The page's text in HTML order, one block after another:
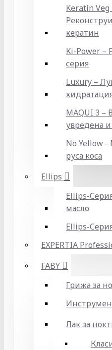
Keratin Veg
кератин
Ki-Power –
серия
Luxury –
MAQUI 3 –
увредена
No Yellow
руса коса
Ellips
Ellips-
масло
Ellips-
EXPERTIA
FABY
Грижа за
Лак за